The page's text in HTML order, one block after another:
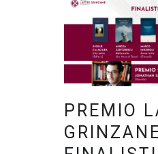
PREMIO